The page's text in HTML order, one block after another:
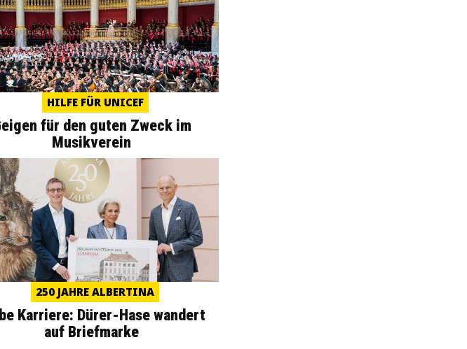
HILFE FÜR UNICEF
für den guten Zweck im
Musikverein
250 JAHRE ALBERTINA
Karriere: Dürer-Hase wandert
auf Briefmarke